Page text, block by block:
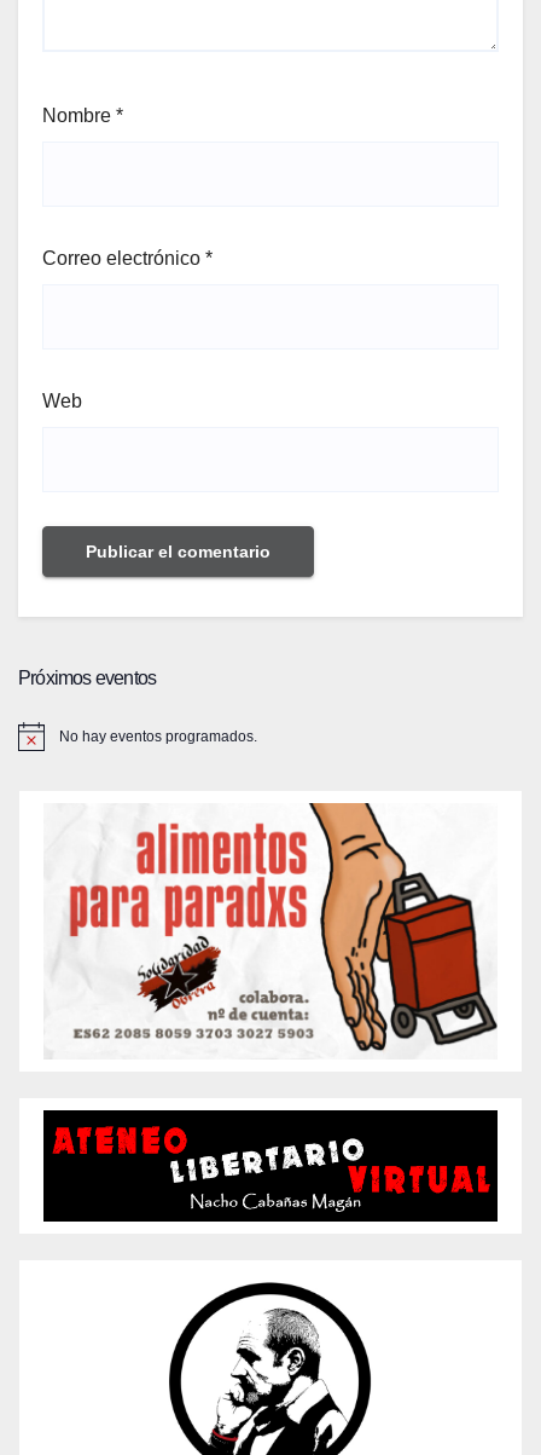
Nombre *
Correo electrónico *
Web
Próximos eventos
No hay eventos programados.